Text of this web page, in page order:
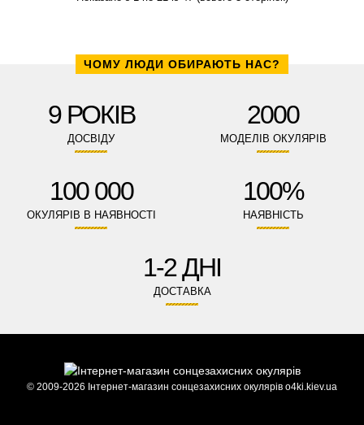
ЧОМУ ЛЮДИ ОБИРАЮТЬ НАС?
9 РОКІВ
ДОСВІДУ
2000
МОДЕЛІВ ОКУЛЯРІВ
100 000
ОКУЛЯРІВ В НАЯВНОСТІ
100%
НАЯВНІСТЬ
1-2 ДНІ
ДОСТАВКА
© 2009-2026 Інтернет-магазин сонцезахисних окулярів o4ki.kiev.ua